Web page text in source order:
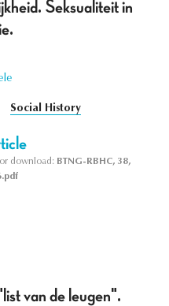
Seksualiteit in
Social History
download: BTNG-RBHC, 38,
van de leugen".